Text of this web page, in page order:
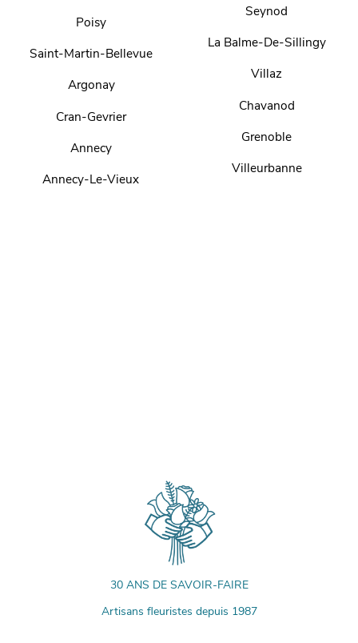
Poisy
Saint-Martin-Bellevue
Argonay
Cran-Gevrier
Annecy
Annecy-Le-Vieux
Seynod
La Balme-De-Sillingy
Villaz
Chavanod
Grenoble
Villeurbanne
30 ANS DE SAVOIR-FAIRE
Artisans fleuristes depuis 1987